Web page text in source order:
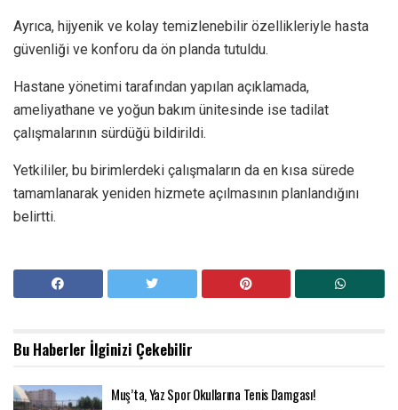
Ayrıca, hijyenik ve kolay temizlenebilir özellikleriyle hasta
güvenliği ve konforu da ön planda tutuldu.
Hastane yönetimi tarafından yapılan açıklamada,
ameliyathane ve yoğun bakım ünitesinde ise tadilat
çalışmalarının sürdüğü bildirildi.
Yetkililer, bu birimlerdeki çalışmaların da en kısa sürede
tamamlanarak yeniden hizmete açılmasının planlandığını
belirtti.
Bu Haberler İlginizi Çekebilir
Muş’ta, Yaz Spor Okullarına Tenis Damgası!